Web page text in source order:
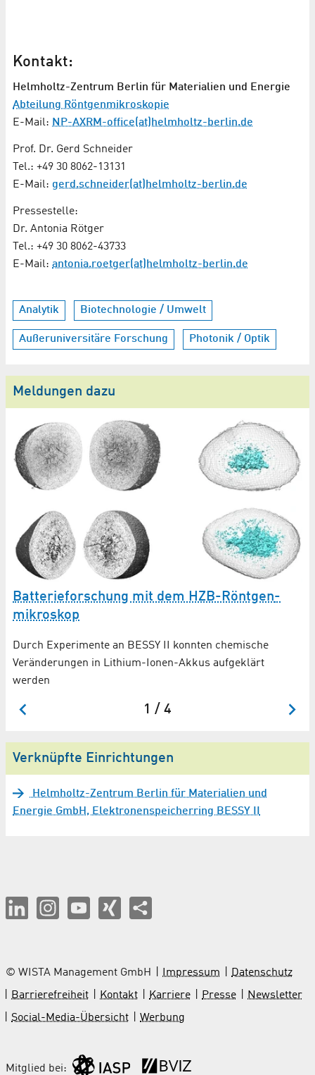
Kontakt:
Helmholtz-Zentrum Berlin für Materialien und Energie
Abteilung Röntgenmikroskopie
E-Mail: NP-AXRM-office(at)helmholtz-berlin.de
Prof. Dr. Gerd Schneider
Tel.: +49 30 8062-13131
E-Mail: gerd.schneider(at)helmholtz-berlin.de
Pressestelle:
Dr. Antonia Rötger
Tel.: +49 30 8062-43733
E-Mail: antonia.roetger(at)helmholtz-berlin.de
Analytik Biotechnologie / Umwelt
Außeruniversitäre Forschung Photonik / Optik
Meldungen dazu
Batterieforschung mit dem HZB-Röntgen­
mikroskop
Durch Experimente an BESSY II konnten chemische
Veränderungen in Lithium-Ionen-Akkus aufgeklärt
werden
1 / 4
Verknüpfte Einrichtungen
Helmholtz-Zentrum Berlin für Materialien und
Energie GmbH, Elektronenspeicherring BESSY II
© WISTA Management GmbH Impressum
Datenschutz
Barrierefreiheit
Kontakt Karriere Presse
Newsletter
Social-Media-Übersicht
Werbung
Mitglied bei: